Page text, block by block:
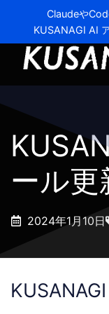
Claudeや
KUSANAGI AI
ール更
2024年1月10日